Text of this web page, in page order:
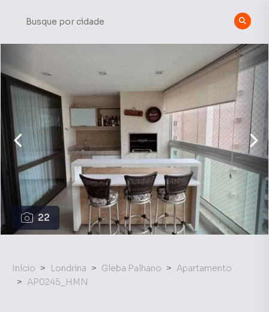
22
Início Londrina Gleba Palhano
Apartamento
AP0245_HMN